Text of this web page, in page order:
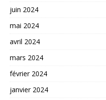
juin 2024
mai 2024
avril 2024
mars 2024
février 2024
janvier 2024